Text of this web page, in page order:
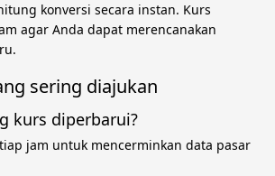
konversi secara instan. Kurs
agar Anda dapat merencanakan
sering diajukan
kurs diperbarui?
jam untuk mencerminkan data pasar